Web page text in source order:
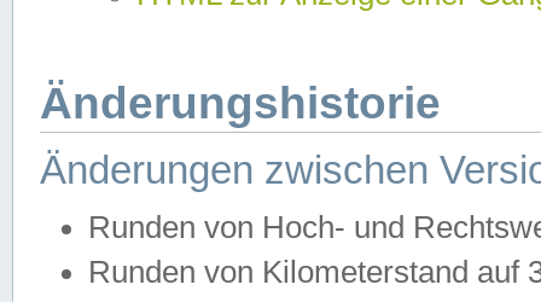
Änderungshistorie
Änderungen zwischen
Runden von Hoch- und
Runden von Kilometerstand auf